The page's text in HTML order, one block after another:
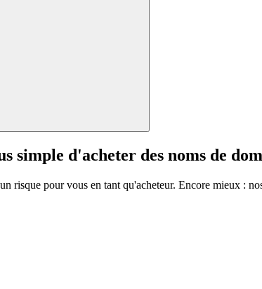
simple d'acheter des noms de
risque pour vous en tant qu'acheteur. Encore mieux :